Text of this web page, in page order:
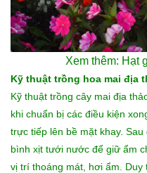
Xem thêm: Hạt
Kỹ thuật trồng hoa mai địa
Kỹ thuật trồng cây mai địa
khi chuẩn bị các điều kiện
trực tiếp lên bề mặt khay.
bình xịt tưới nước để giữ ẩm
vị trí thoáng mát, hơi ẩm.